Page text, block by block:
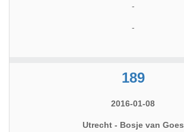
-
-
189
2016-01-08
Utrecht - Bosje van Goes